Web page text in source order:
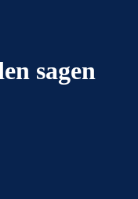
sagen